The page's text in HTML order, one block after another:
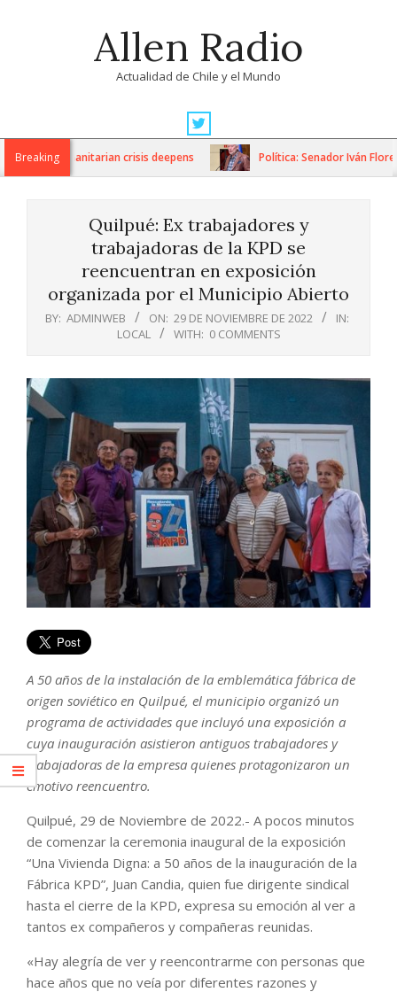
Allen Radio
Actualidad de Chile y el Mundo
Navigation
MenuBreaking
as humanitarian crisis deepens Política: Senador Iván Flores
Quilpué: Ex trabajadores y
trabajadoras de la KPD se
reencuentran en exposición
organizada por el Municipio Abierto
BY: ADMINWEB ON: 29 DE NOVIEMBRE DE 2022
IN:
LOCAL
WITH: 0 COMMENTS
A 50 años de la instalación de la emblemática fábrica de
origen soviético en Quilpué, el municipio organizó un
programa de actividades que incluyó una exposición a
cuya inauguración asistieron antiguos trabajadores y
trabajadoras de la empresa quienes protagonizaron un
emotivo reencuentro.
Quilpué, 29 de Noviembre de 2022.- A pocos minutos
de comenzar la ceremonia inaugural de la exposición
“Una Vivienda Digna: a 50 años de la inauguración de la
Fábrica KPD”, Juan Candia, quien fue dirigente sindical
hasta el cierre de la KPD, expresa su emoción al ver a
tantos ex compañeros y compañeras reunidas.
«Hay alegría de ver y reencontrarme con personas que
hace años que no veía por diferentes razones y